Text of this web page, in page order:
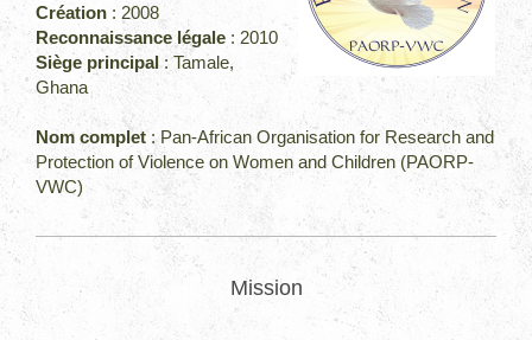
Création : 2008
Reconnaissance légale : 2010
Siège principal : Tamale,
Ghana
Nom complet : Pan-African Organisation for Research and
Protection of Violence on Women and Children (PAORP-
VWC)
Mission